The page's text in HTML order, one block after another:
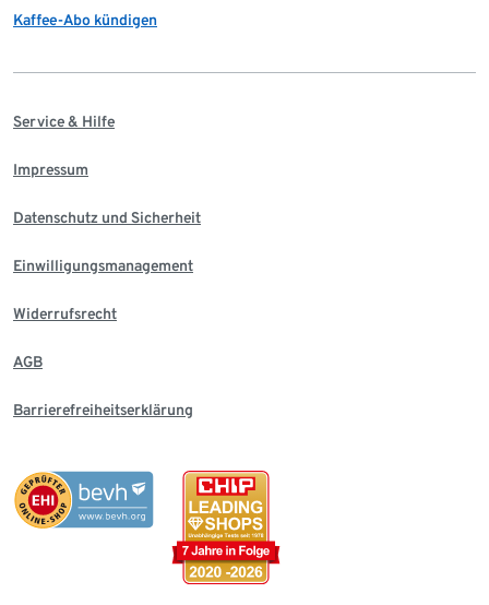
Kaffee-Abo kündigen
Service & Hilfe
Impressum
Datenschutz und Sicherheit
Einwilligungsmanagement
Widerrufsrecht
AGB
Barrierefreiheitserklärung